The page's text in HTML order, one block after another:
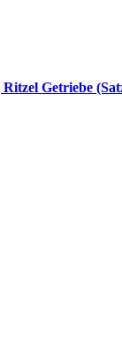
Ritzel Getriebe